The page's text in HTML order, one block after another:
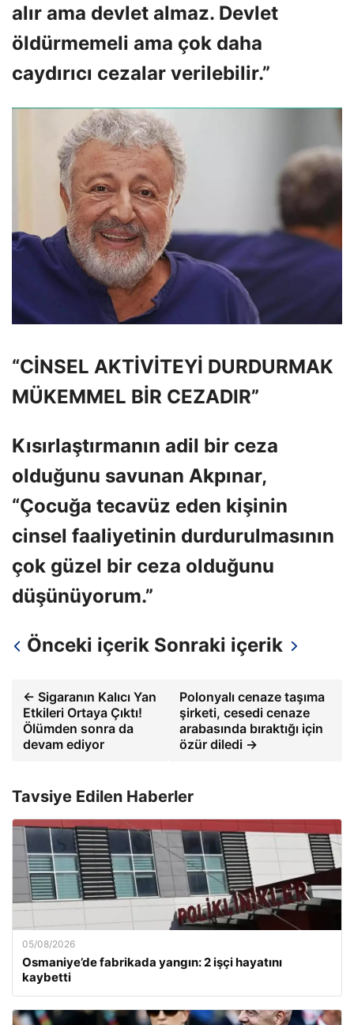
alır ama devlet almaz. Devlet
öldürmemeli ama çok daha
caydırıcı cezalar verilebilir.”
“CİNSEL AKTİVİTEYİ DURDURMAK
MÜKEMMEL BİR CEZADIR”
Kısırlaştırmanın adil bir ceza
olduğunu savunan Akpınar,
“Çocuğa tecavüz eden kişinin
cinsel faaliyetinin durdurulmasının
çok güzel bir ceza olduğunu
düşünüyorum.”
Önceki içerik Sonraki içerik
← Sigaranın Kalıcı Yan
Etkileri Ortaya Çıktı!
Ölümden sonra da
devam ediyor
Polonyalı cenaze taşıma
şirketi, cesedi cenaze
arabasında bıraktığı için
özür diledi →
Tavsiye Edilen Haberler
05/08/2026
Osmaniye’de fabrikada yangın: 2 işçi hayatını
kaybetti